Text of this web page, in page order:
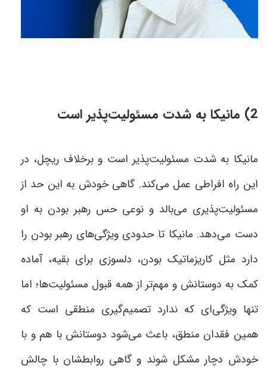
2) مانیکا به شدت مسئولیت‌پذیر است
مانیکا به شدت مسئولیت‌پذیر است و برخلاف ریچل، در
این راه افراطی عمل می‌کند. گاهی خودش به این حد از
مسئولیت‌پذیری می‌بالد و نوعی حس رهبر بودن به او
دست می‌دهد. مانیکا تا حدودی ویژگی‌های رهبر بودن را
دارد مثل کاریزماتیک بودن، دلسوزی برای بقیه، آماده
کمک به دوستانش و مهم‌تر از همه قبول مسئولیت‌ها؛ اما
تنها ویژگی‌ای که ندارد تصمیم‌گیری منطقی است که
همین فقدان منطق، باعث می‌شود دوستانش با هم و با
خودش دچار مشکل شوند و گاهی روابطشان با چالش